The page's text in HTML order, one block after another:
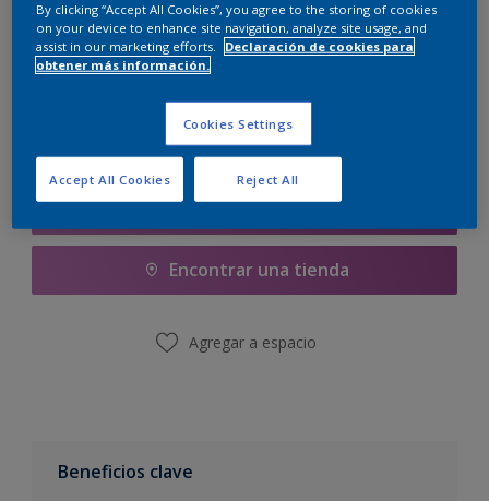
5 litros
Agregar a la lista de deseos
Encontrar una tienda
Agregar a espacio
Beneficios clave
By clicking “Accept All Cookies”, you agree to the storing of cookies
on your device to enhance site navigation, analyze site usage, and
assist in our marketing efforts.
Declaración de cookies para
obtener más información.
Cookies Settings
Reject All
Accept All Cookies